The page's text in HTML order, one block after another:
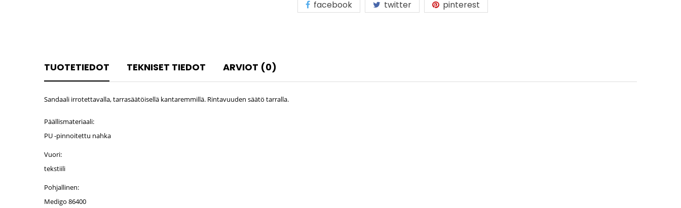
facebook twitter pinterest
TUOTETIEDOT TEKNISET TIEDOT ARVIOT (0)
Sandaali irrotettavalla, tarrasäätöisellä kantaremmillä. Rintavuuden säätö tarralla.
Päällismateriaali:
PU -pinnoitettu nahka
Vuori:
tekstiili
Pohjallinen:
Medigo 86400